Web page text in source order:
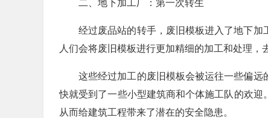
二、地下加工厂：第一次转生
经过废品站的转手，废旧模板进入了地下
人们会将废旧模板进行更加精细的加工和处理，
这些经过加工的废旧模板会被运往一些偏
快就受到了一些小型建筑商和个体施工队的欢迎
从而给建筑工程带来了潜在的安全隐患。